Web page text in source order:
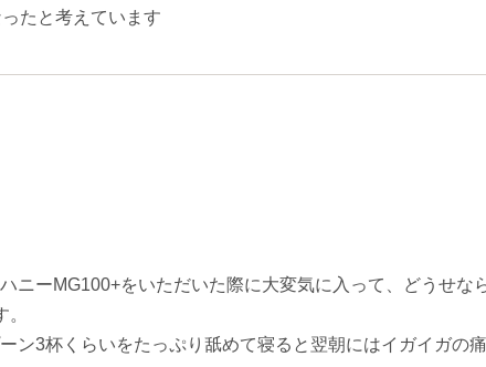
たと考えています
ニーMG100+をいただいた際に大変気に入って、どうせ
ン3杯くらいをたっぷり舐めて寝ると翌朝にはイガイガの